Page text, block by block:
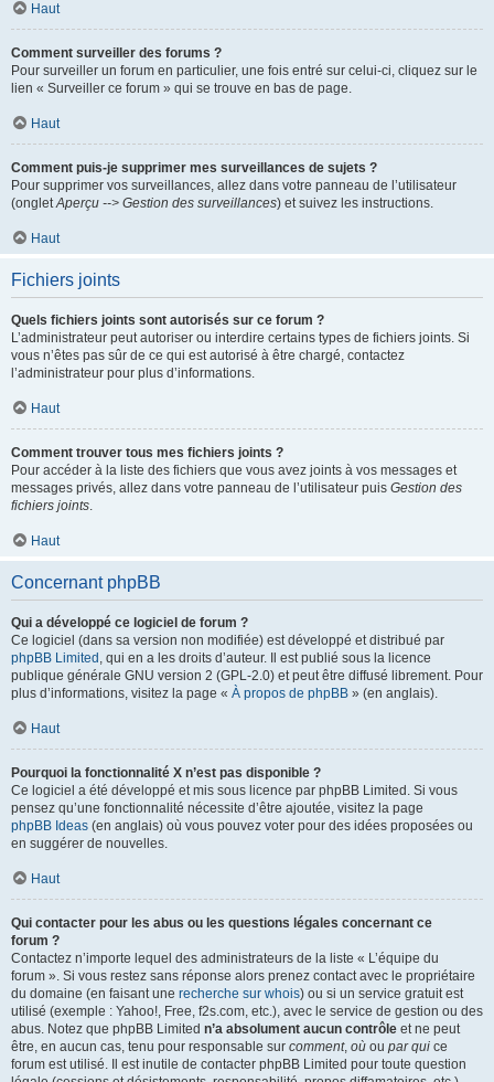
Haut
Comment surveiller des forums ?
Pour surveiller un forum en particulier, une fois entré sur celui-ci, cliquez sur le
lien « Surveiller ce forum » qui se trouve en bas de page.
Haut
Comment puis-je supprimer mes surveillances de sujets ?
Pour supprimer vos surveillances, allez dans votre panneau de l’utilisateur
(ongletAperçu --> Gestion des surveillances) et suivez les instructions.
Haut
Fichiers joints
Quels fichiers joints sont autorisés sur ce forum ?
L’administrateur peut autoriser ou interdire certains types de fichiers joints. Si
vous n’êtes pas sûr de ce qui est autorisé à être chargé, contactez
l’administrateur pour plus d’informations.
Haut
Comment trouver tous mes fichiers joints ?
Pour accéder à la liste des fichiers que vous avez joints à vos messages et
messages privés, allez dans votre panneau de l’utilisateur puis Gestion des
fichiers joints.
Haut
Concernant phpBB
Qui a développé ce logiciel de forum ?
Ce logiciel (dans sa version non modifiée) est développé et distribué par
phpBB Limited , qui en a les droits d’auteur. Il est publié sous la licence
publique générale GNU version 2 (GPL-2.0) et peut être diffusé librement. Pour
plus d’informations, visitez la page « À propos de phpBB » (en anglais).
Haut
Pourquoi la fonctionnalité X n’est pas disponible ?
Ce logiciel a été développé et mis sous licence par phpBB Limited. Si vous
pensez qu’une fonctionnalité nécessite d’être ajoutée, visitez la page
phpBB Ideas (en anglais) où vous pouvez voter pour des idées proposées ou
en suggérer de nouvelles.
Haut
Qui contacter pour les abus ou les questions légales concernant ce
forum ?
Contactez n’importe lequel des administrateurs de la liste « L’équipe du
forum ». Si vous restez sans réponse alors prenez contact avec le propriétaire
du domaine (en faisant une recherche sur whois) ou si un service gratuit est
utilisé (exemple : Yahoo!, Free, f2s.com, etc.), avec le service de gestion ou des
abus. Notez que phpBB Limited n’a absolument aucun contrôle et ne peut
être, en aucun cas, tenu pour responsable sur comment, où ou par qui ce
forum est utilisé. Il est inutile de contacter phpBB Limited pour toute question